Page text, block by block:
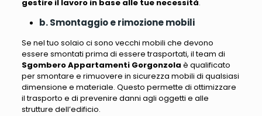
gestire il lavoro in base alle tue necessità.
b. Smontaggio e rimozione mobili
Se nel tuo solaio ci sono vecchi mobili che devono
essere smontati prima di essere trasportati, il team di
Sgombero Appartamenti Gorgonzola è qualificato
per smontare e rimuovere in sicurezza mobili di qualsiasi
dimensione e materiale. Questo permette di ottimizzare
il trasporto e di prevenire danni agli oggetti e alle
strutture dell’edificio.